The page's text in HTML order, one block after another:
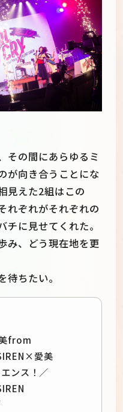
その間にあらゆるミ
が向き合うことにな
見えた2組はこの
れぞれがそれぞれの
に見せてくれた。
み、どう現在地を更
ちたい。
from
愛美
ンス！／